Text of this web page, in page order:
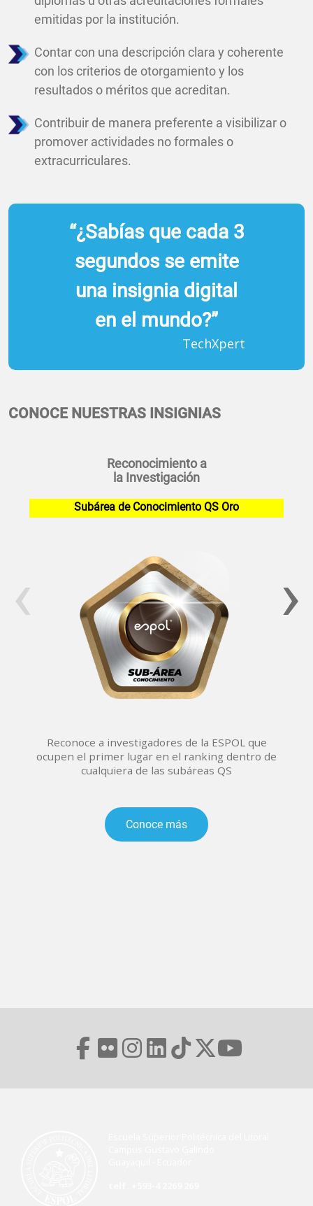
emitidas por la institución.
Contar con una descripción clara y coherente
con los criterios de otorgamiento y los
resultados o méritos que acreditan.
Contribuir de manera preferente a visibilizar o
promover actividades no formales o
extracurriculares.
“¿Sabías que cada 3
segundos se emite
una insignia digital
en el mundo?”
TechXpert
CONOCE NUESTRAS INSIGNIAS
Reconocimiento a
la Investigación
Subárea de Conocimiento QS Oro
Reconoce a investigadores de la ESPOL que
ocupen el primer lugar en el ranking dentro de
cualquiera de las subáreas QS
Conoce más
‹ ›